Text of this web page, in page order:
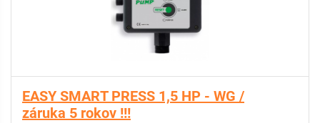
Multifunkčný digitálny displej pre zobrazenie:
LED indikácia stavu:
Žltá LED – prítomnosť napájania
EASY SMART PRESS 1,5 HP - WG /
záruka 5 rokov !!!